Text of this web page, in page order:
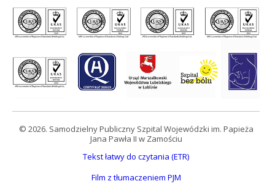
© 2026. Samodzielny Publiczny Szpital Wojewódzki im. Papieża
Jana Pawła II w Zamościu
Tekst łatwy do czytania (ETR)
Film z tłumaczeniem PJM